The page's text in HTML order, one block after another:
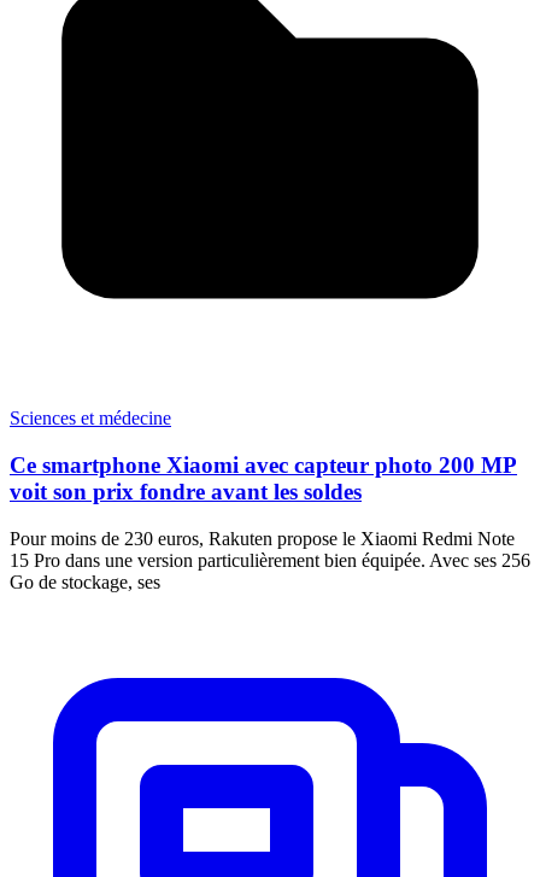
Sciences et médecine
Ce smartphone Xiaomi avec capteur photo 200 MP
voit son prix fondre avant les soldes
Pour moins de 230 euros, Rakuten propose le Xiaomi Redmi Note
15 Pro dans une version particulièrement bien équipée. Avec ses 256
Go de stockage, ses